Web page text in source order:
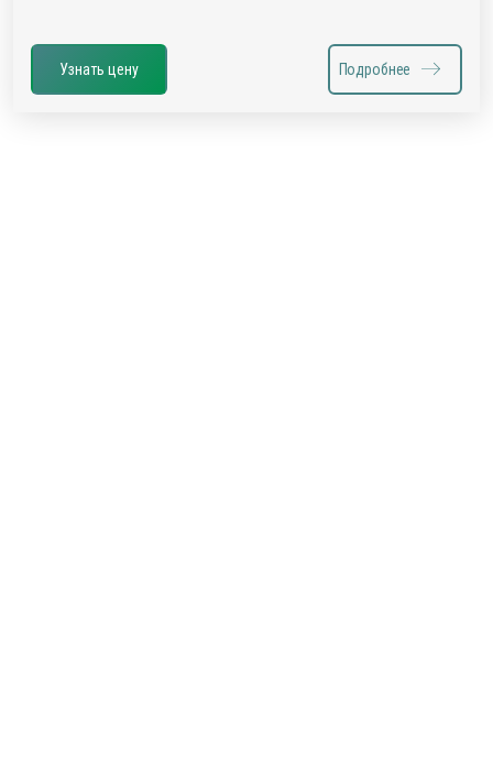
Узнать цену Подробнее